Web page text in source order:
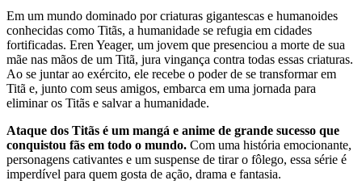
Em um mundo dominado por criaturas gigantescas e humanoides
conhecidas como Titãs, a humanidade se refugia em cidades
fortificadas. Eren Yeager, um jovem que presenciou a morte de sua
mãe nas mãos de um Titã, jura vingança contra todas essas criaturas.
Ao se juntar ao exército, ele recebe o poder de se transformar em
Titã e, junto com seus amigos, embarca em uma jornada para
eliminar os Titãs e salvar a humanidade.
Ataque dos Titãs é um mangá e anime de grande sucesso que
conquistou fãs em todo o mundo. Com uma história emocionante,
personagens cativantes e um suspense de tirar o fôlego, essa série é
imperdível para quem gosta de ação, drama e fantasia.